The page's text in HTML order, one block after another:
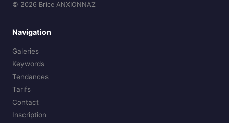
© 2026 Brice ANXIONNAZ
Navigation
Galeries
Keywords
Tendances
Tarifs
Contact
Inscription